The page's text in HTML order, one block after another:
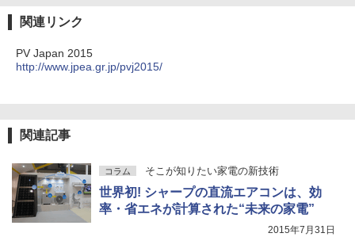
関連リンク
PV Japan 2015
http://www.jpea.gr.jp/pvj2015/
関連記事
コラム そこが知りたい家電の新技術
世界初! シャープの直流エアコンは、効
率・省エネが計算された“未来の家電”
2015年7月31日